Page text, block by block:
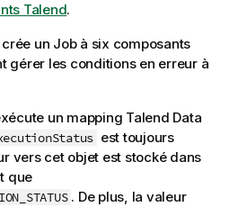
Talend.
un Job à six composants
gérer les conditions en erreur à
un mapping Talend Data
est toujours
vers cet objet est stocké dans
que
. De plus, la valeur